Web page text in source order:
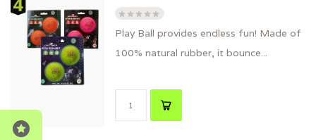
Play Ball provides endless fun! Made of
100% natural rubber, it bounce...